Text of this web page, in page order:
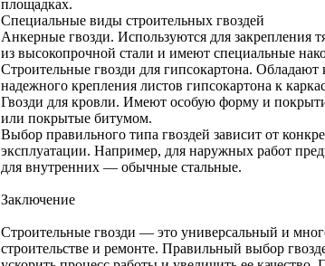
площадках.
Специальные виды строительных гвоздей
Анкерные гвозди. Используются для
из высокопрочной стали и имеют специальные
Строительные гвозди для гипсокартона.
надежного крепления листов гипсокартона к
Гвозди для кровли. Имеют особую форму и
или покрытые битумом.
Выбор правильного типа гвоздей зависит от
эксплуатации. Например, для наружных работ
для внутренних — обычные стальные.
Заключение
Строительные гвозди — это универсальный и
строительстве и ремонте. Правильный выбор